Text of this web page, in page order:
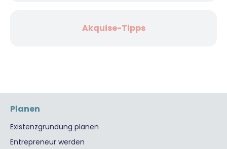
Akquise-Tipps
Planen
Existenzgründung planen
Entrepreneur werden